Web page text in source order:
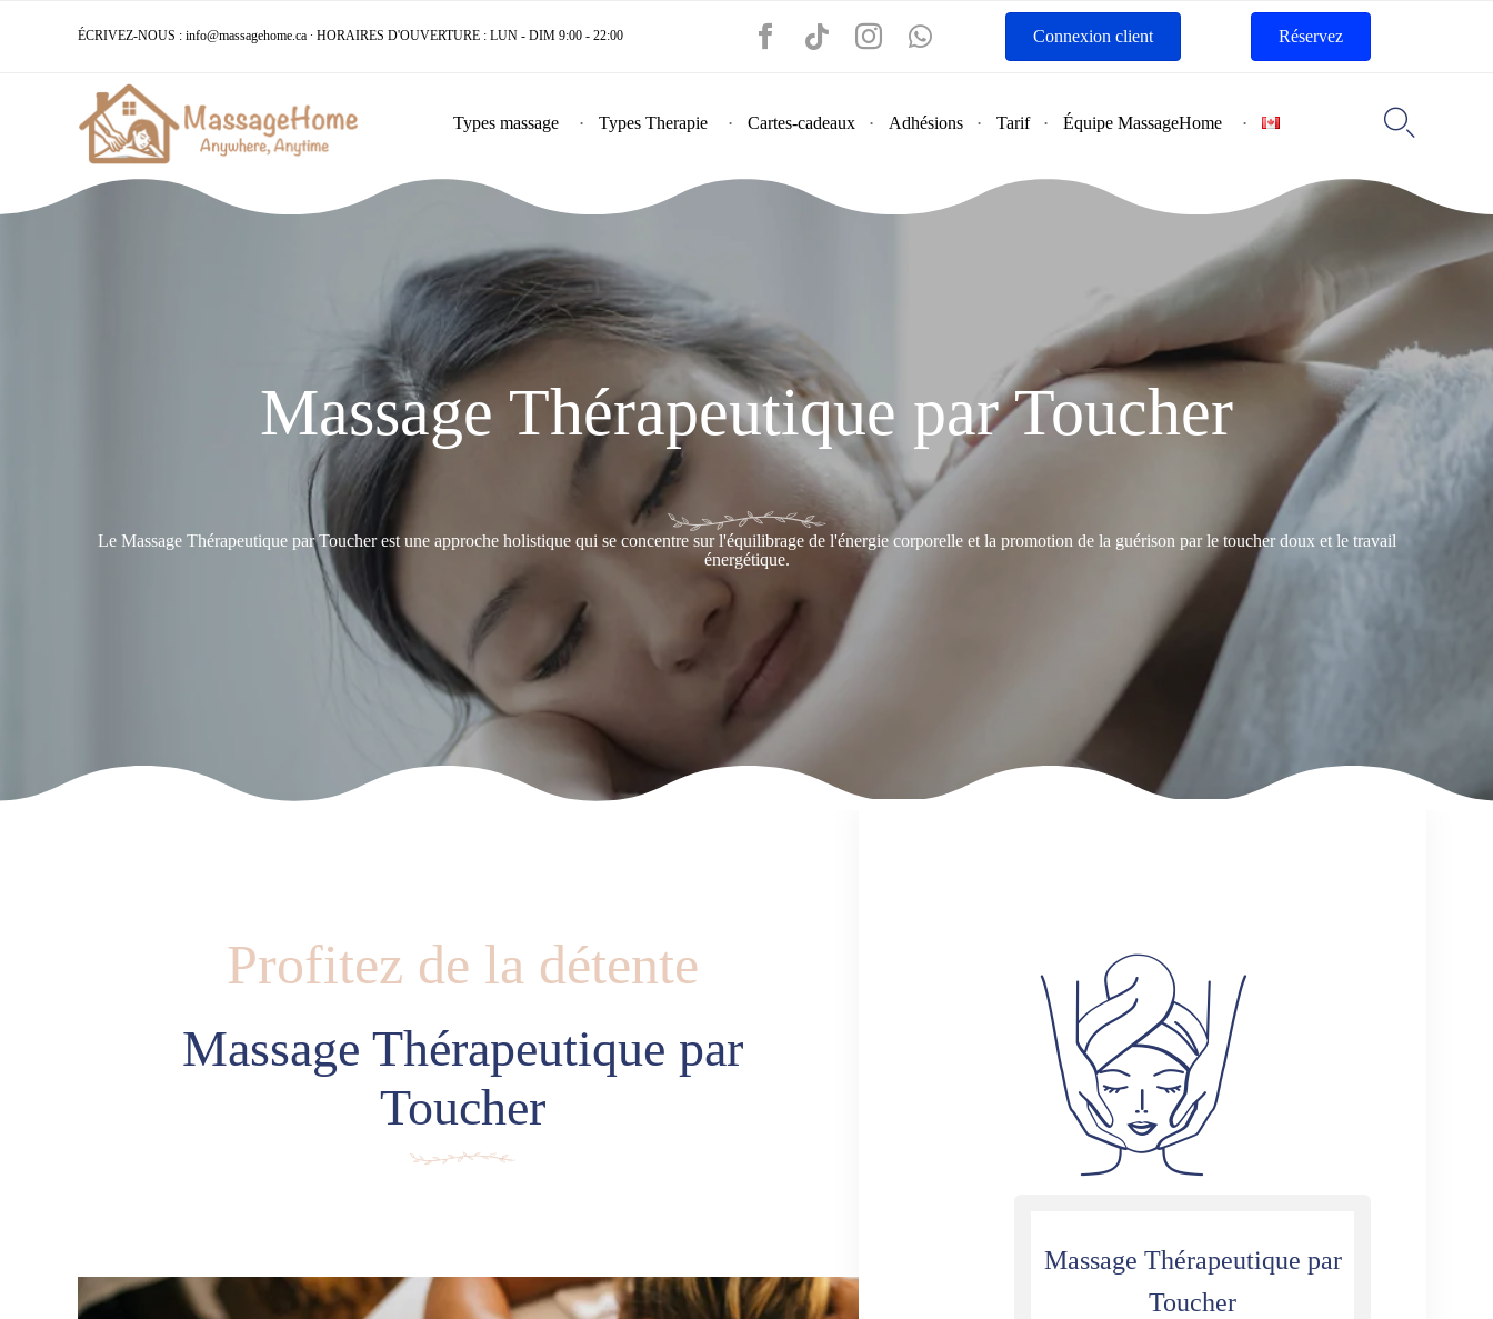
ÉCRIVEZ-NOUS : info@massagehome.ca ∙ HORAIRES D'OUVERTURE : LUN - DIM 9:00 - 22:00 Connexion client Réservez
content
Types massage Types Therapie Cartes-cadeaux Adhésions Tarif Équipe MassageHome 
Massage Thérapeutique par Toucher
Le Massage Thérapeutique par Toucher est une approche holistique qui se concentre sur l'équilibrage de l'énergie corporelle et la promotion de la guérison par le toucher doux et le travail
énergétique.
Profitez de la détente
Massage Thérapeutique par
Toucher
Massage Thérapeutique par
Toucher